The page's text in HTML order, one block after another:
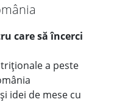
care să încerci
a peste
idei de mese cu